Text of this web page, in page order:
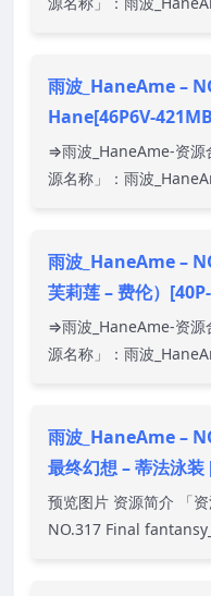
雨波_HaneAme –
Hane[46P6V-
⇒雨波_HaneAme-资源
源名称」：雨波
雨波_HaneAme –
芙莉莲 – 费伦）
⇒雨波_HaneAme-资源
源名称」：雨波
雨波_HaneAme –
最终幻想 – 蒂法泳
预览图片 资源简介 「
NO.317 Final